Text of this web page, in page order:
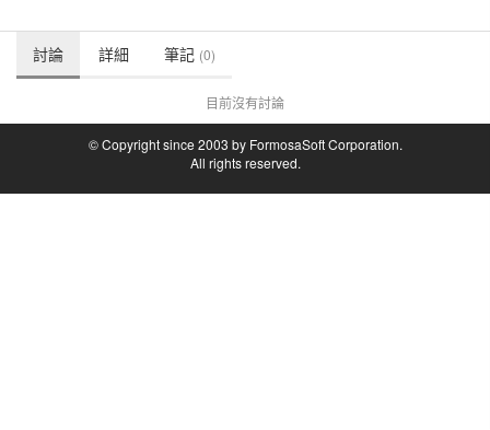
討論 詳細 筆記 (0)
目前沒有討論
© Copyright since 2003 by FormosaSoft Corporation.
All rights reserved.